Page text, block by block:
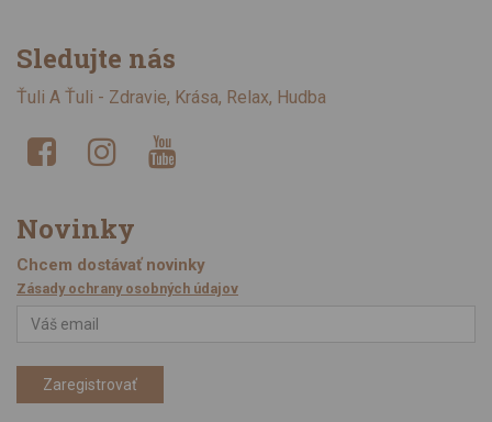
Sledujte nás
Ťuli A Ťuli - Zdravie, Krása, Relax, Hudba
Novinky
Chcem dostávať novinky
Zásady ochrany osobných údajov
Zaregistrovať